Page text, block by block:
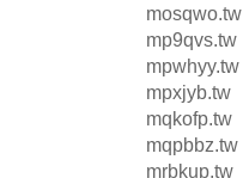
mosqwo.tw
mp9qvs.tw
mpwhyy.tw
mpxjyb.tw
mqkofp.tw
mqpbbz.tw
mrbkup.tw